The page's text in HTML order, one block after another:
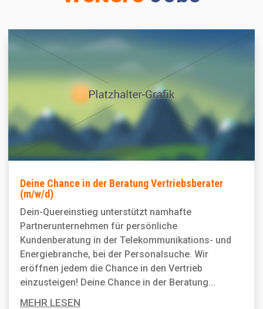
Deine Chance in der Beratung Vertriebsberater
(m/w/d)
Dein-Quereinstieg unterstützt namhafte
Partnerunternehmen für persönliche
Kundenberatung in der Telekommunikations- und
Energiebranche, bei der Personal­suche. Wir
eröffnen jedem die Chance in den Vertrieb
einzusteigen! Deine Chance in der Beratung...
MEHR LESEN